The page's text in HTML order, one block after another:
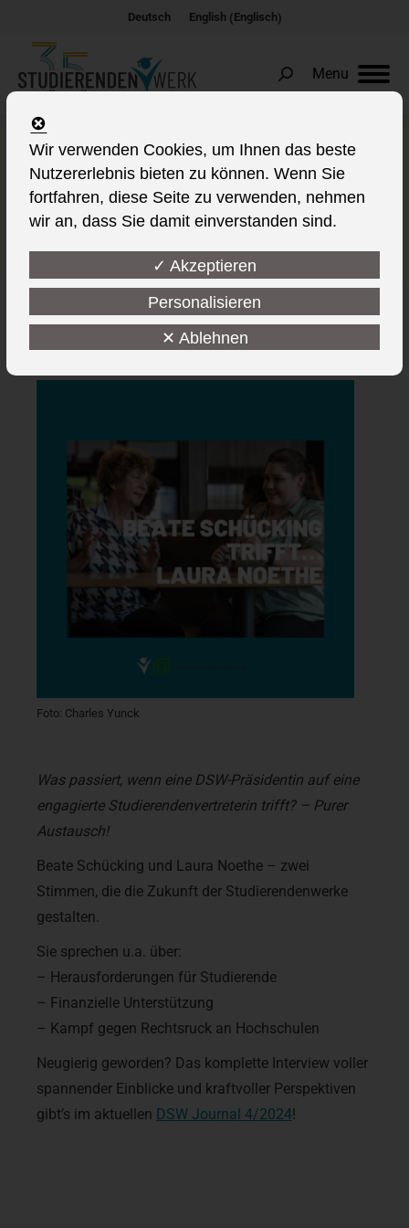
Deutsch English(Englisch)
Menu
Search:
DSW-Präsidentin Beate
Schücking im Gespräch mit
Viadrina-Studentin Laura
Noethe
Foto: Charles Yunck
Was passiert, wenn eine DSW-Präsidentin auf eine
engagierte Studierendenvertreterin trifft? – Purer
Austausch!
Beate Schücking und Laura Noethe – zwei
Stimmen, die die Zukunft der Studierendenwerke
gestalten.
Sie sprechen u.a. über:
– Herausforderungen für Studierende
– Finanzielle Unterstützung
– Kampf gegen Rechtsruck an Hochschulen
Neugierig geworden? Das komplette Interview voller
spannender Einblicke und kraftvoller Perspektiven
gibt’s im aktuellen DSW Journal 4/2024!
Wir verwenden Cookies, um Ihnen das beste
Nutzererlebnis bieten zu können. Wenn Sie
fortfahren, diese Seite zu verwenden, nehmen
wir an, dass Sie damit einverstanden sind.
✓ Akzeptieren
Personalisieren
✕ Ablehnen